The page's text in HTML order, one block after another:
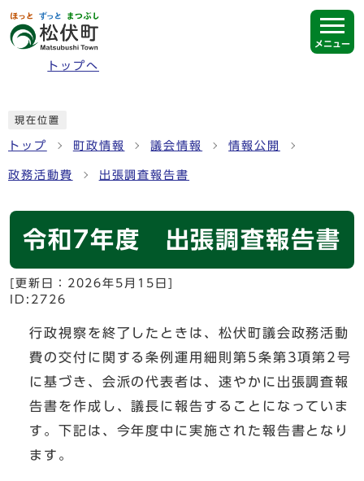
ページの先頭です
トップへ
メニュー
現在位置
トップ 町政情報 議会情報 情報公開
政務活動費 出張調査報告書
令和7年度 出張調査報告書
[更新日： 2026年5月15日
ID:2726
行政視察を終了したときは、松伏町議会政務活動
費の交付に関する条例運用細則第5条第3項第2号
に基づき、会派の代表者は、速やかに出張調査報
告書を作成し、議長に報告することになっていま
す。下記は、今年度中に実施された報告書となり
ます。